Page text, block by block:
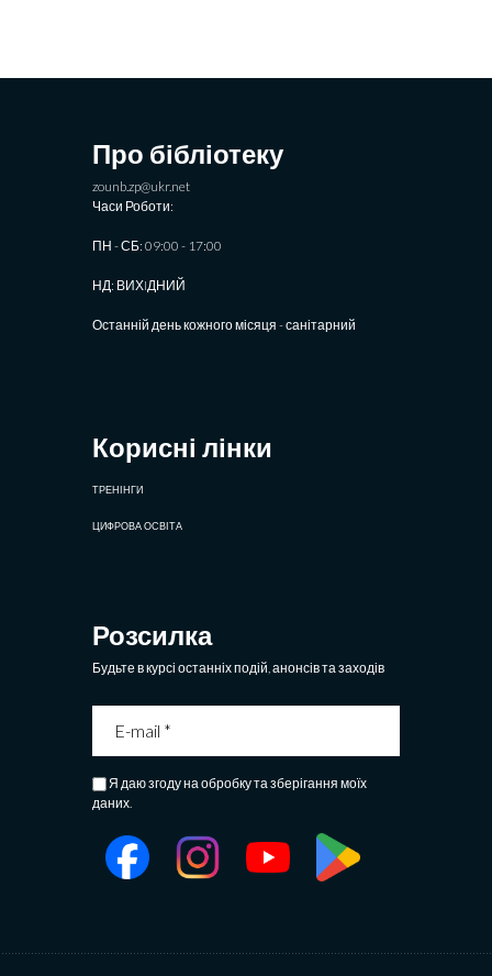
Про бібліотеку
zounb.zp@ukr.net
Часи Роботи:
ПН - СБ: 09:00 - 17:00
НД: ВИХIДНИЙ
Останній день кожного місяця - санітарний
Корисні лінки
ТРЕНІНГИ
ЦИФРОВА ОСВІТА
Розсилка
Будьте в курсі останніх подій, анонсів та заходів
Я даю згоду на обробку та зберігання моїх
даних.